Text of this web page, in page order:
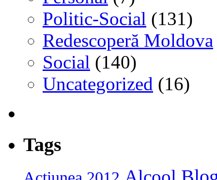
Politic-Social (131)
Redescoperă Moldova
Social (140)
Uncategorized (16)
Tags